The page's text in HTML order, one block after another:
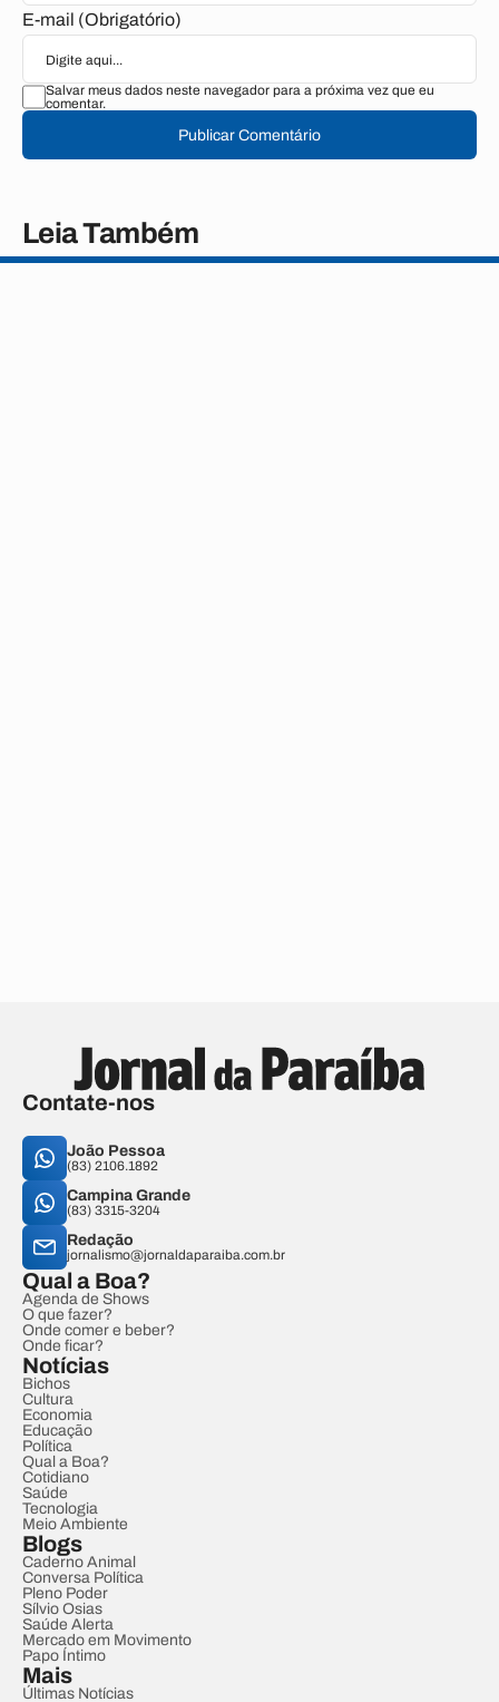
E-mail (Obrigatório)
Salvar meus dados neste navegador para a próxima vez que eu
comentar.
Publicar Comentário
Leia Também
Contate-nos
João Pessoa
(83) 2106.1892
Campina Grande
(83) 3315-3204
Redação
jornalismo@jornaldaparaiba.com.br
Qual a Boa?
Agenda de Shows
O que fazer?
Onde comer e beber?
Onde ficar?
Notícias
Bichos
Cultura
Economia
Educação
Política
Qual a Boa?
Cotidiano
Saúde
Tecnologia
Meio Ambiente
Blogs
Caderno Animal
Conversa Política
Pleno Poder
Sílvio Osias
Saúde Alerta
Mercado em Movimento
Papo Íntimo
Mais
Últimas Notícias